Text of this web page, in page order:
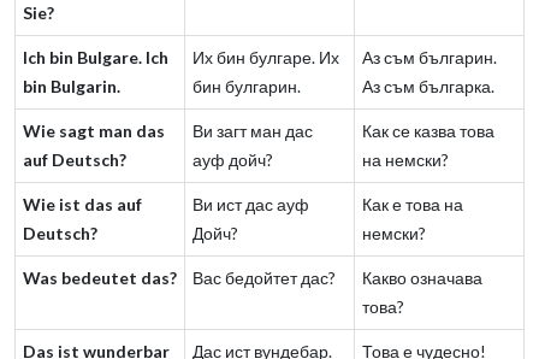
Sie?
Ich bin Bulgare. Ich
bin Bulgarin.
Их бин булгаре. Их
бин булгарин.
Аз съм българин.
Аз съм българка.
Wie sagt man das
auf Deutsch?
Ви загт ман дас
ауф дойч?
Как се казва това
на немски?
Wie ist das auf
Deutsch?
Ви ист дас ауф
Дойч?
Как е това на
немски?
Was bedeutet das? Вас бедойтет дас?
Какво означава
това?
Das ist wunderbar Дас ист вундебар. Това е чудесно!